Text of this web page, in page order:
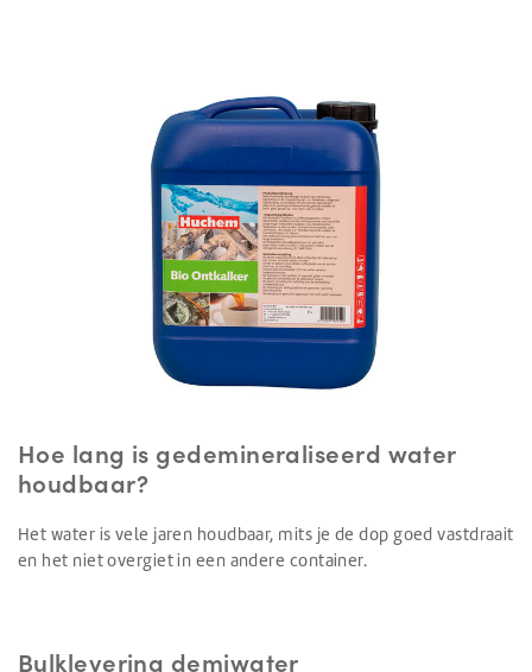
Hoe lang is gedemineraliseerd water
houdbaar?
Het water is vele jaren houdbaar, mits je de dop goed vastdraait
en het niet overgiet in een andere container.
Bulklevering demiwater